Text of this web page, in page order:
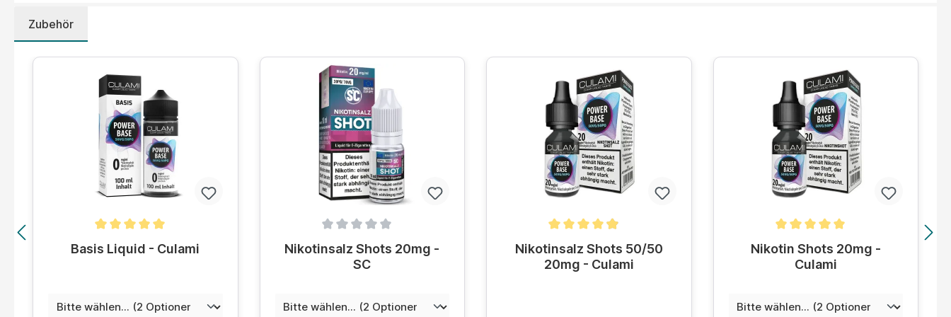
Zubehör
Produktgalerie überspringen
Durchschnittliche Bewertung von 5 von 5 Sternen
Basis Liquid - Culami
Mengeauswählen
Durchschnittliche Bewertung von 0 von 5 Sternen
Nikotinsalz Shots 20mg -
SC
Mischungsverhältnisauswählen
Durchschnittliche Bewertung von 4.8 von 5 Sternen
Nikotinsalz Shots 50/50
20mg - Culami
Durchschnittliche Bewertung von 5 von
Nikotin Shots 20mg -
Culami
Mischungsverhältnis